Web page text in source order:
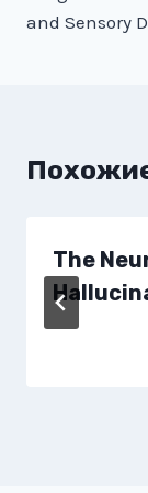
записям
and Sensory
The